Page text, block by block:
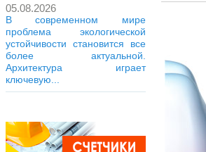
05.08.2026
В современном мире
проблема экологической
устойчивости становится все
более актуальной.
Архитектура играет
ключевую...